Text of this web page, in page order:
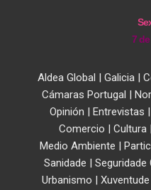
7
Aldea Global | Galicia|
Cámaras Portugal |
Opinión | Entrevistas |
Comercio | Cultura |
Medio Ambiente |
Sanidade | Seguridade
Urbanismo | Xuventude